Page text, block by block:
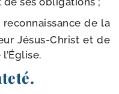
de la
Jésus-​Christ et de